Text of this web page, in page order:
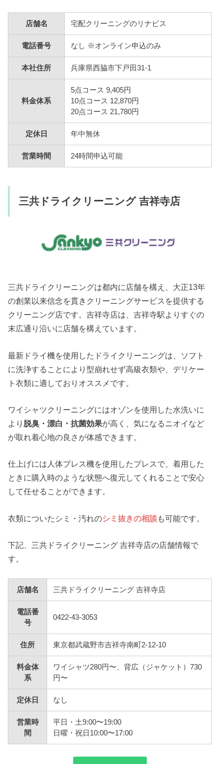
店舗名 宅配クリーニングのリナビス
電話番号 なし ※オンライン申込のみ
本社住所 兵庫県西脇市下戸田31-1
料金体系
5点コース 9,405円
10点コース 12,870円
20点コース 21,780円
定休日 年中無休
営業時間 24時間申込可能
三共ドライクリーニング 吉祥寺店
三共ドライクリーニングは都内に店舗を構え、大正13年
の創業以来信念を貫きクリーニングサービスを提供する
クリーニング店です。吉祥寺店は、吉祥寺駅よりすぐの
末広通り沿いに店舗を構えています。
最新ドライ機を使用したドライクリーニングは、ソフト
に洗浄することにより型崩れせず高級衣類や、デリケー
ト衣類に適しておりオススメです。
ワイシャツクリーニングにはオゾンを使用した水洗いに
より 脱臭・漂白・抗菌効果が高く、気になるニオイなど
が取れ着心地の良さが体感できます。
仕上げには人体プレス機を使用したプレスで、着用した
ときに購入時のような状態へ復元してくれることで安心
して任せることができます。
衣類についたシミ・汚れのシミ抜きの相談も可能です。
下記、三共ドライクリーニング 吉祥寺店の店舗情報で
す。
店舗名 三共ドライクリーニング 吉祥寺店
電話番
号
0422-43-3053
住所 東京都武蔵野市吉祥寺南町2-12-10
料金体
系
ワイシャツ280円〜、背広（ジャケット）730
円〜
定休日 なし
営業時
間
平日・土9:00〜19:00
日曜・祝日10:00〜17:00